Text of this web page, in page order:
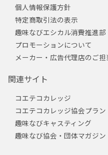
個人情報保護方針
特定商取引法の表示
趣味なびエシカル消費推進部
プロモーションについて
メーカー・広告代理店のご
関連サイト
コエテコカレッジ
コエテコカレッジ協会プラン
趣味なびキャスティング
趣味なび協会・団体マガジン